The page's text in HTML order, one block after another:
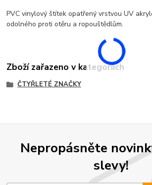
PVC vinylový štítek opatřený vrstvou UV
odolného proti otěru a ropouštědlům.
Zboží zařazeno v kategoriích
ČTYŘLETÉ ZNAČKY
Nepropásněte
slevy!